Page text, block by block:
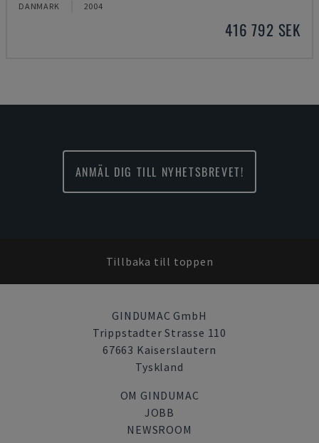
DANMARK 2004
416 792 SEK
ANMÄL DIG TILL NYHETSBREVET!
Tillbaka till toppen
GINDUMAC GmbH
Trippstadter Strasse 110
67663 Kaiserslautern
Tyskland
OM GINDUMAC
JOBB
NEWSROOM